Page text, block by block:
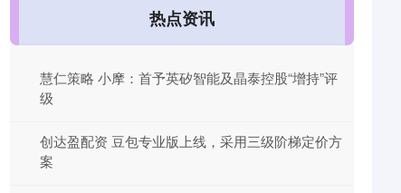
热点资讯
慧仁策略 小摩：首予英矽智能及晶泰控股“增持”评
级
创达盈配资 豆包专业版上线，采用三级阶梯定价方
案